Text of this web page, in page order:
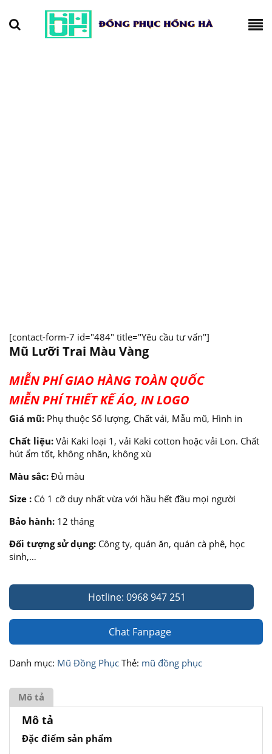
[contact-form-7 id="484" title="Yêu cầu tư vấn"]
Mũ Lưỡi Trai Màu Vàng
MIỄN PHÍ GIAO HÀNG TOÀN QUỐC
MIỄN PHÍ THIẾT KẾ ÁO, IN LOGO
Giá mũ: Phụ thuộc Số lượng, Chất vải, Mẫu mũ, Hình in
Chất liệu: Vải Kaki loại 1, vải Kaki cotton hoặc vải Lon. Chất
hút ẩm tốt, không nhăn, không xù
Màu sắc: Đủ màu
Size : Có 1 cỡ duy nhất vừa với hầu hết đầu mọi người
Bảo hành: 12 tháng
Đối tượng sử dụng: Công ty, quán ăn, quán cà phê, học
sinh,…
Hotline: 0968 947 251
Chat Fanpage
Danh mục: Mũ Đồng Phục Thẻ: mũ đồng phục
Mô tả
Mô tả
Đặc điểm sản phẩm